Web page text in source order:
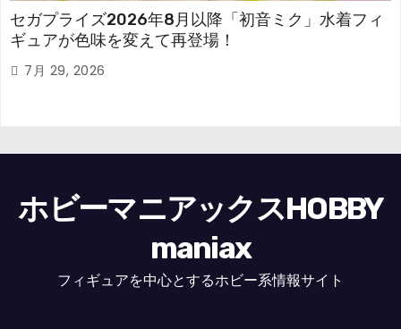
セガプライズ2026年8月以降「初音ミク」水着フィ
ギュアが色味を変えて再登場！
7月 29, 2026
ホビーマニアックスHOBBY
maniax
フィギュアを中心とするホビー系情報サイト